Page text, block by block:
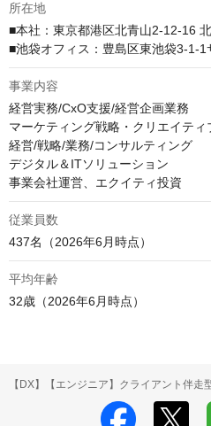
所在地
■本社：東京都港区北青山2-12-16
事業内容
経営実務/CxO支援/経営企画業務
マーケティング戦略・クリエイティ
経営/戦略/業務/コンサルティング
デジタル＆ITソリューション
事業会社運営、エクイティ投資
従業員数
437名（2026年6月時点）
平均年齢
32歳（2026年6月時点）
【DX】【エンジニア】クライアント伴走